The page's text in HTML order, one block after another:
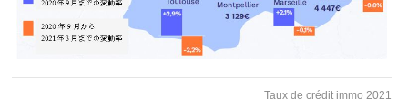
Taux de crédit immo 2021